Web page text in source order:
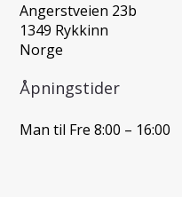
Angerstveien 23b
1349 Rykkinn
Norge
Åpningstider
Man til Fre 8:00 – 16:00